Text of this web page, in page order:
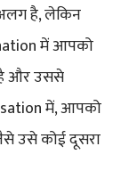
है, लेकिन
में आपको
है और उससे
में, आपको
उसे कोई दूसरा